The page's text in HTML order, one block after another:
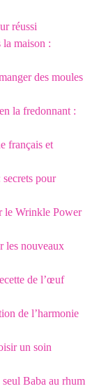
réussi
la maison :
des moules
la fredonnant :
français et
pour
le Wrinkle Power
les nouveaux
de l’œuf
de l’harmonie
un soin
Baba au rhum